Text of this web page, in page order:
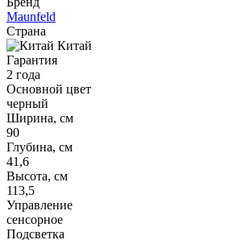
Maunfeld
Страна
Китай
Гарантия
2 года
Основной цвет
черный
Ширина, см
90
Глубина, см
41,6
Высота, см
113,5
Управление
сенсорное
Подсветка